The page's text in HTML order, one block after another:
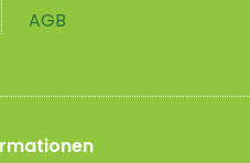
AGB